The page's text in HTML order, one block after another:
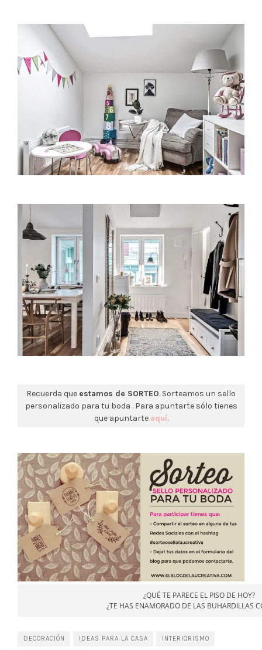
Recuerda que estamos de SORTEO. Sorteamos un sello
personalizado para tu boda . Para apuntarte sólo tienes
que apuntarte aquí.
¿QUÉ TE PARECE EL PISO DE HOY?
¿TE HAS ENAMORADO DE LAS BUHARDILLAS
DECORACIÓN IDEAS PARA LA CASA INTERIORISMO